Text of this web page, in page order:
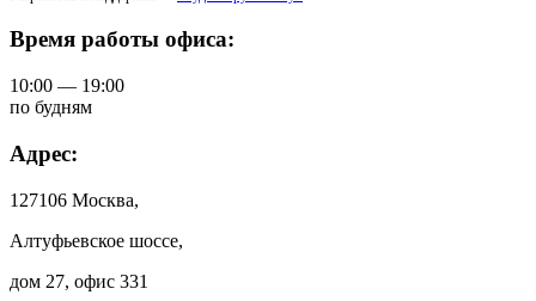
Время работы офиса:
10:00 — 19:00
по будням
Адрес:
127106 Москва,
Алтуфьевское шоссе,
дом 27, офис 331